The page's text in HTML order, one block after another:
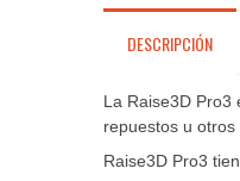
DESCRIPCIÓN
La Raise3D Pro3
repuestos u otros
Raise3D Pro3